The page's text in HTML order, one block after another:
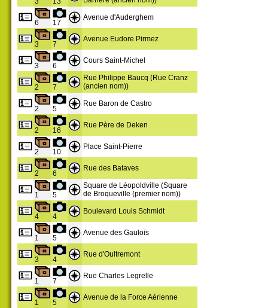
6 17
Avenue d'Auderghem
3 7
Avenue Eudore Pirmez
3 6
Cours Saint-Michel
2 7
Rue Philippe Baucq (Rue Cranz
(ancien nom))
2 5
Rue Baron de Castro
2 16
Rue Père de Deken
2 10
Place Saint-Pierre
2 6
Rue des Bataves
1 5
Square de Léopoldville (Square
de Broqueville (premier nom))
4 4
Boulevard Louis Schmidt
1 5
Avenue des Gaulois
3 4
Rue d'Oultremont
1 7
Rue Charles Legrelle
1 5
Avenue de la Force Aérienne